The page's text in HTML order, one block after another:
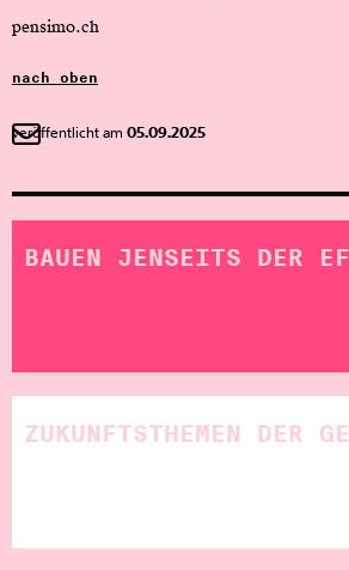
pensimo.ch
nach oben
veröffentlicht am 05.09.2025
BAUEN JENSEITS DER
ZUKUNFTSTHEMEN DER